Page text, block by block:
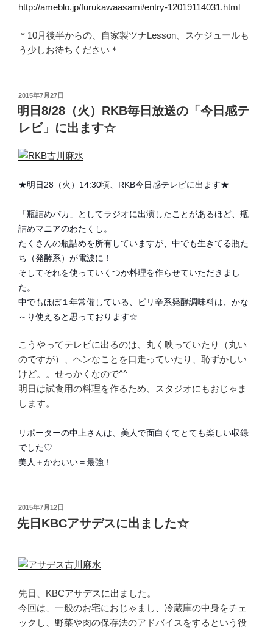
http://ameblo.jp/furukawaasami/entry-12019114031.html
＊10月後半からの、自家製ツナLesson、スケジュールも
う少しお待ちください＊
投
稿
日:
2015年7月27日
明日8/28（火）RKB毎日放送の「今日感テ
レビ」に出ます☆
★明日28（火）14:30頃、RKB今日感テレビに出ます★
「瓶詰めバカ」としてラジオに出演したことがあるほど、瓶
詰めマニアのわたくし。
たくさんの瓶詰めを所有していますが、中でも生きてる瓶た
ち（発酵系）が電波に！
そしてそれを使っていくつか料理を作らせていただきまし
た。
中でもほぼ１年常備している、ピリ辛系発酵調味料は、かな
～り使えると思っております☆
こうやってテレビに出るのは、丸く映っていたり（丸い
のですが）、ヘンなことを口走っていたり、恥ずかしい
けど。。せっかくなので^^
明日は試食用の料理を作るため、スタジオにもおじゃま
します。
リポーターの中上さんは、美人で面白くてとても楽しい収録
でした♡
美人＋かわいい＝最強！
投
稿
日:
2015年7月12日
先日KBCアサデスに出ました☆
先日、KBCアサデスに出ました。
今回は、一般のお宅におじゃまし、冷蔵庫の中身をチェ
ックし、野菜や肉の保存法のアドバイスをするという役